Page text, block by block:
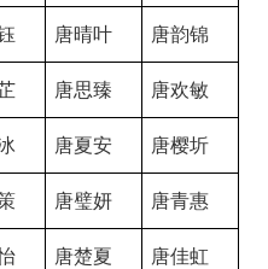
唐晴叶 唐韵锦
唐思臻 唐欢敏
唐夏安 唐樱圻
唐璧妍 唐青惠
唐楚夏 唐佳虹